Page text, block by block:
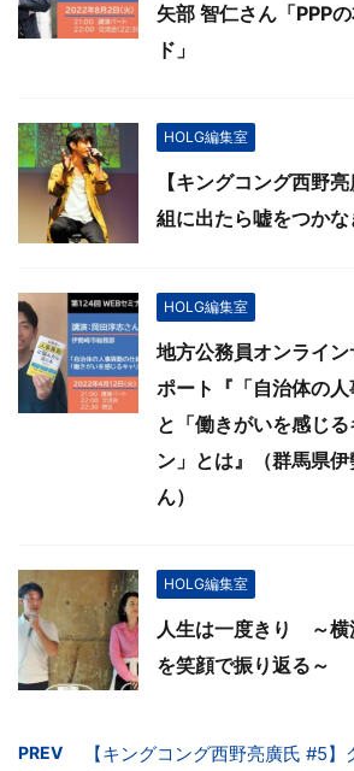
矢部 智仁さん「PPP
ド」
HOLG編集室
【キングコング西野
組に出たら嘘をつか
HOLG編集室
地方公務員オンライ
ポート『「自治体の人
と「働きがいを感じ
ン」とは』（群馬県
ん）
HOLG編集室
人生は一度きり ～横
を笑顔で振り返る～
PREV
【キングコング西野亮廣氏 #5